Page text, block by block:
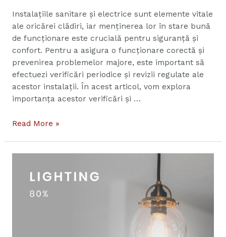
Instalațiile sanitare și electrice sunt elemente vitale
ale oricărei clădiri, iar menținerea lor în stare bună
de funcționare este crucială pentru siguranță și
confort. Pentru a asigura o funcționare corectă și
prevenirea problemelor majore, este important să
efectuezi verificări periodice și revizii regulate ale
acestor instalații. În acest articol, vom explora
importanța acestor verificări și …
Read More »